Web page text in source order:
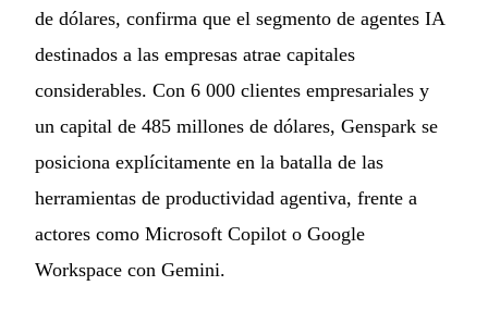
de dólares, confirma que el segmento de agentes IA
destinados a las empresas atrae capitales
considerables. Con 6 000 clientes empresariales y
un capital de 485 millones de dólares, Genspark se
posiciona explícitamente en la batalla de las
herramientas de productividad agentiva, frente a
actores como Microsoft Copilot o Google
Workspace con Gemini.